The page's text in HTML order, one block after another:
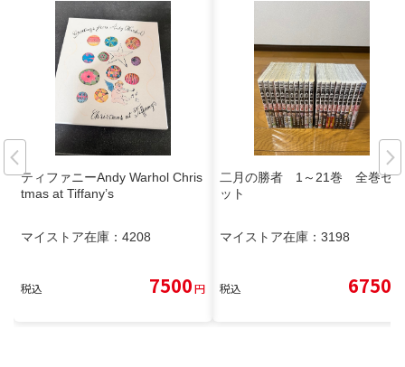
ティファニーAndy Warhol Chris
tmas at Tiffany’s
マイストア在庫： 4208
税込 7500円
二月の勝者 1～21巻 全巻セ
ット
マイストア在庫： 3198
税込 6750